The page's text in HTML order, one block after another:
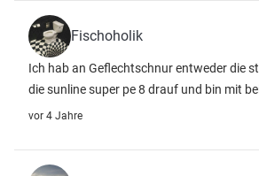
Fischoholik
Ich hab an Geflechtschnur entweder die
die sunline super pe 8 drauf und bin mit
vor 4 Jahre